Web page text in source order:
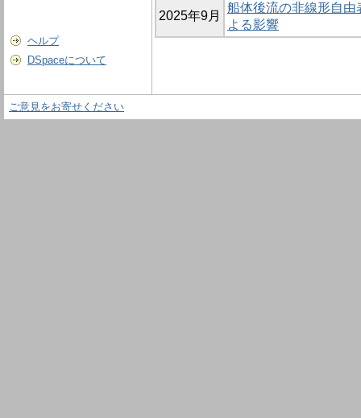
ヘルプ
DSpaceについて
2025年9月
船体後流の非線形自
よる影響
ご意見をお寄せください